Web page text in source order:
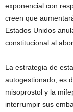
exponencial con
creen que
Estados Unidos
constitucional al
La estrategia de
autogestionado, es
misoprostol y la
interrumpir sus